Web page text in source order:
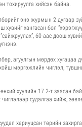
тохируулга хийсэн байна.
энэ журмын 2 дугаар
хувийг хангасан бол
60-аас доош
агуулгын мөрдөх хугацаа
мэргэжлийн чиглэл,
хуулийн 17.2-т заасан
чиглэлээр судалгаа хийж,
хариуцсан төрийн